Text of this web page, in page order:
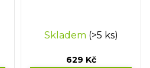
Skladem (>5 ks)
629 Kč